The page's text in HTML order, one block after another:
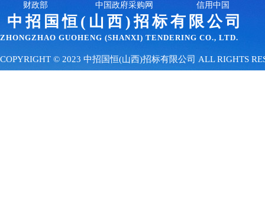
COPYRIGHT © 2023 中招国恒(山西)招标有限公司 ALL RIGHTS
中招国恒(山西)招标有限公司
ZHONGZHAO GUOHENG (SHANXI) TENDERING CO., LTD.
财政部 中国政府采购网 信用中国